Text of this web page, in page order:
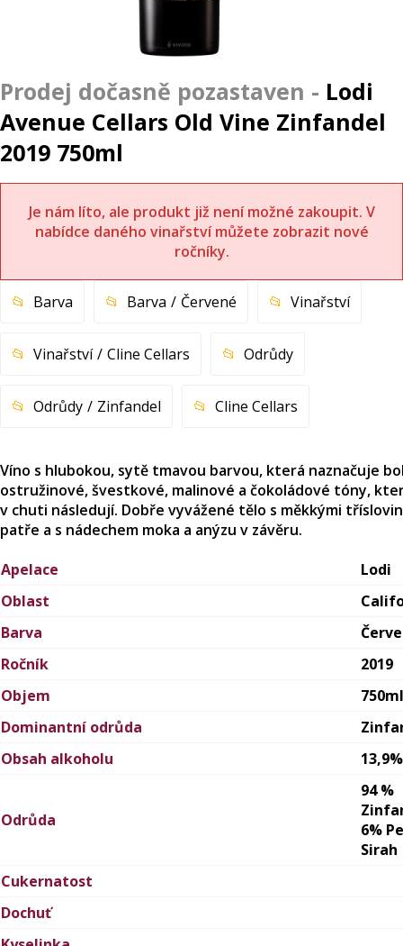
Lodi
Avenue Cellars Old Vine Zinfandel
2019 750ml
Je nám líto, ale produkt již není možné zakoupit. V
nabídce daného vinařství můžete zobrazit nové
ročníky.
Barva Barva Červené Vinařství
Vinařství Cline Cellars Odrůdy
Odrůdy Zinfandel Cline Cellars
Apelace
Lodi
Oblast
Barva
Ročník
2019
Objem
750ml
Dominantní odrůda
Obsah alkoholu
13,9%
Odrůda
94 %
6%
Sirah
Cukernatost
Dochuť
Víno s hlubokou, sytě tmavou barvou, která naznačuje
ostružinové, švestkové, malinové a čokoládové tóny,
v chuti následují. Dobře vyvážené tělo s měkkými
patře a s nádechem moka a anýzu v závěru.